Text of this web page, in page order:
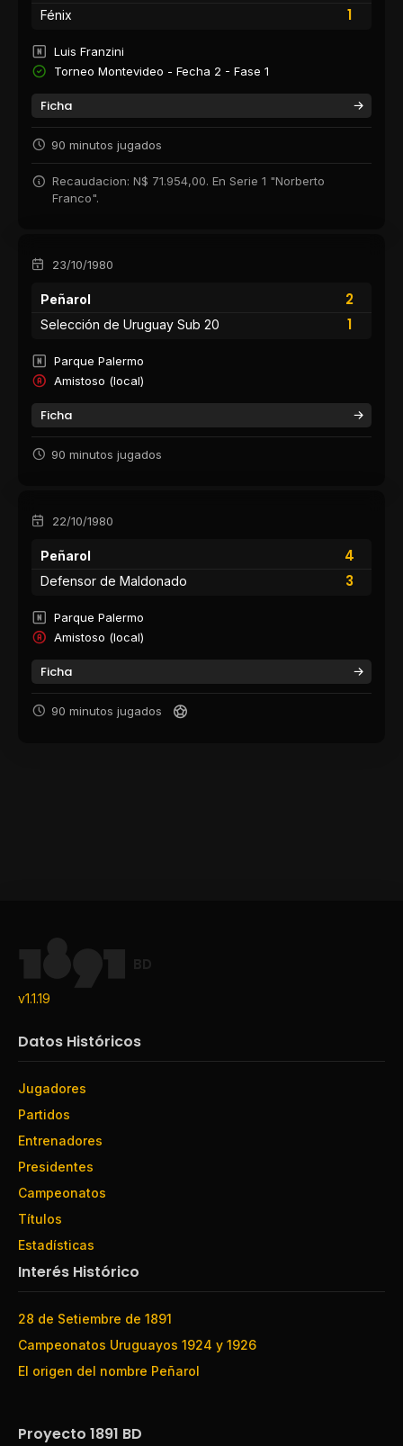
1
Fénix
Luis Franzini
Torneo Montevideo - Fecha 2 - Fase 1
Ficha
90 minutos jugados
Recaudacion: N$ 71.954,00. En Serie 1 "Norberto
Franco".
23/10/1980
Peñarol
2
1
Selección de Uruguay Sub 20
Parque Palermo
Amistoso (local)
Ficha
90 minutos jugados
22/10/1980
Peñarol
4
3
Defensor de Maldonado
Parque Palermo
Amistoso (local)
Ficha
90 minutos jugados
BD
v1.1.19
Datos Históricos
Jugadores
Partidos
Entrenadores
Presidentes
Campeonatos
Títulos
Estadísticas
Interés Histórico
28 de Setiembre de 1891
Campeonatos Uruguayos 1924 y 1926
El origen del nombre Peñarol
Proyecto 1891 BD